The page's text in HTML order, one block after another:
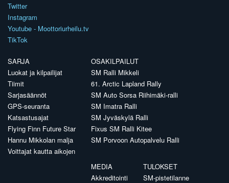
Twitter
Instagram
Youtube - Moottoriurheilu.tv
TikTok
SARJA
Luokat ja kilpailijat
Tiimit
Sarjasäännöt
GPS-seuranta
Katsastusajat
Flying Finn Future Star
Hannu Mikkolan malja
Voittajat kautta aikojen
OSAKILPAILUT
SM Ralli Mikkeli
61. Arctic Lapland Rally
SM Auto Sorsa Riihimäki-ralli
SM Imatra Ralli
SM Jyväskylä Ralli
Fixus SM Ralli Kitee
SM Porvoon Autopalvelu Ralli
MEDIA
Akkreditointi
TULOKSET
SM-pistetilanne